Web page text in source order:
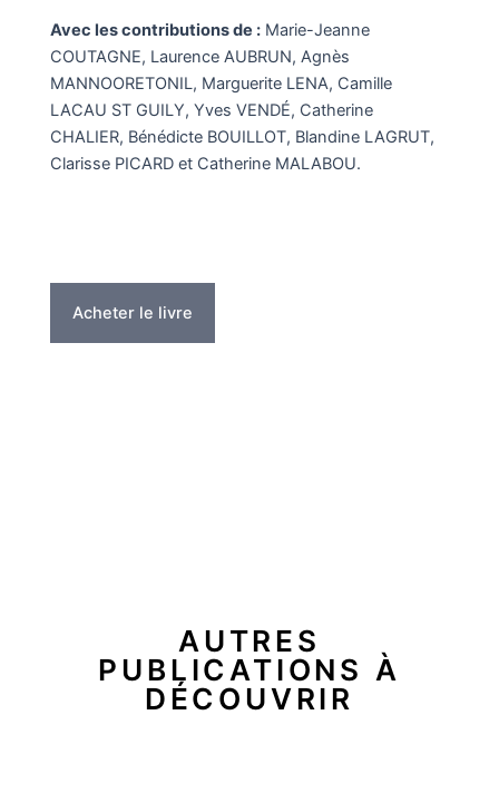
Avec les contributions de :Marie-Jeanne
COUTAGNE, Laurence AUBRUN, Agnès
MANNOORETONIL, Marguerite LENA, Camille
LACAU ST GUILY, Yves VENDÉ, Catherine
CHALIER, Bénédicte BOUILLOT, Blandine LAGRUT,
Clarisse PICARD et Catherine MALABOU.
Acheter le livre
AUTRES
PUBLICATIONS À
DÉCOUVRIR